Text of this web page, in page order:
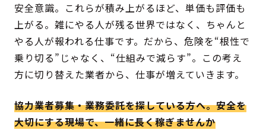
安全意識。これらが積み上がるほど、単価も評価も
上がる。雑にやる人が残る世界ではなく、ちゃんと
やる人が報われる仕事です。だから、危険を“根性で
乗り切る”じゃなく、“仕組みで減らす”。この考え
方に切り替えた業者から、仕事が増えていきます。
協力業者募集・業務委託を探している方へ。安全を
大切にする現場で、一緒に長く稼ぎませんか